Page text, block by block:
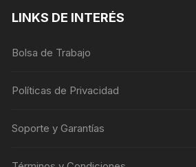
LINKS DE INTERÉS
Bolsa de Trabajo
Políticas de Privacidad
Soporte y Garantías